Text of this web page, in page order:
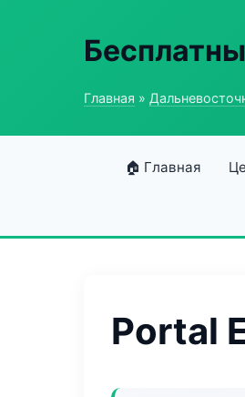
Главная »
🏠 Главная
Portal